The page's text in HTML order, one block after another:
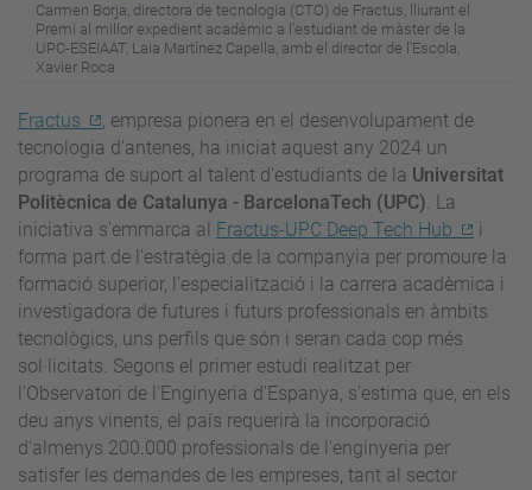
Carmen Borja, directora de tecnologia (CTO) de Fractus, lliurant el
Premi al millor expedient acadèmic a l'estudiant de màster de la
UPC-ESEIAAT, Laia Martínez Capella, amb el director de l'Escola,
Xavier Roca
Fractus
, empresa pionera en el desenvolupament de
tecnologia d'antenes, ha iniciat aquest any 2024 un
programa de suport al talent d'estudiants de la Universitat
Politècnica de Catalunya - BarcelonaTech (UPC). La
iniciativa s'emmarca al Fractus-UPC Deep Tech Hub
i
forma part de l'estratègia de la companyia per promoure la
formació superior, l'especialització i la carrera acadèmica i
investigadora de futures i futurs professionals en àmbits
tecnològics, uns perfils que són i seran cada cop més
sol·licitats. Segons el primer estudi realitzat per
l'Observatori de l'Enginyeria d'Espanya, s'estima que, en els
deu anys vinents, el país requerirà la incorporació
d'almenys 200.000 professionals de l'enginyeria per
satisfer les demandes de les empreses, tant al sector